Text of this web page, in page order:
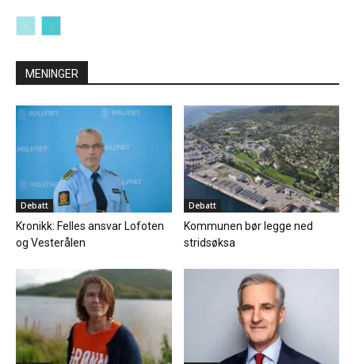
MENINGER
Debatt
Kronikk: Felles ansvar Lofoten
og Vesterålen
Debatt
Kommunen bør legge ned
stridsøksa